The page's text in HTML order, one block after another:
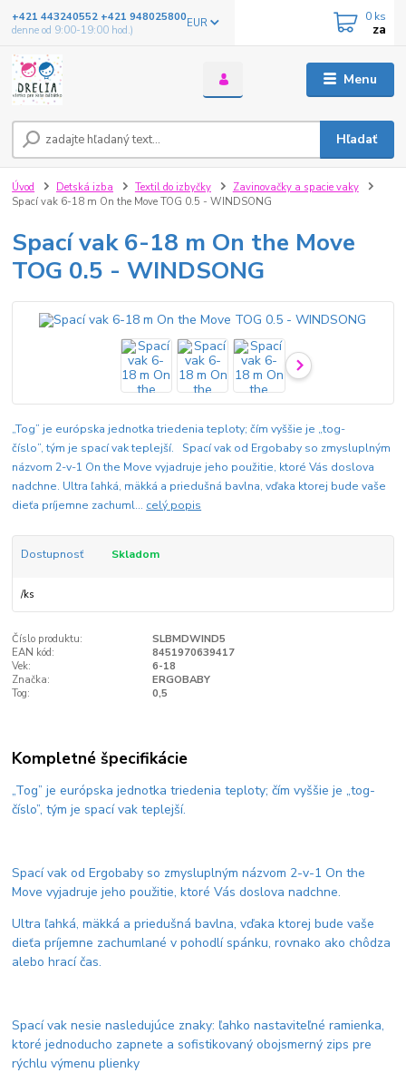
Menu
EUR
Hľadať
+421 443240552 +421 948025800
denne od 9:00-19:00 hod.)
0 ks
za
Úvod Detská izba Textil do izbyčky
Zavinovačky a spacie vaky
Spací vak 6-18 m On the Move TOG 0.5 - WINDSONG
Spací vak 6-18 m On the Move
TOG 0.5 - WINDSONG
„Tog” je európska jednotka triedenia teploty; čím vyššie je „tog-
číslo”, tým je spací vak teplejší. Spací vak od Ergobaby so zmysluplným
názvom 2-v-1 On the Move vyjadruje jeho použitie, ktoré Vás doslova
nadchne. Ultra ľahká, mäkká a priedušná bavlna, vďaka ktorej bude vaše
dieťa príjemne zachuml... celý popis
Dostupnosť Skladom
/ks
Číslo produktu:
SLBMDWIND5
EAN kód:
8451970639417
Vek:
6-18
Značka:
ERGOBABY
Tog:
0,5
Kompletné špecifikácie
„Tog” je európska jednotka triedenia teploty; čím vyššie je „tog-
číslo”, tým je spací vak teplejší.
Spací vak od Ergobaby so zmysluplným názvom 2-v-1 On the
Move vyjadruje jeho použitie, ktoré Vás doslova nadchne.
Ultra ľahká, mäkká a priedušná bavlna, vďaka ktorej bude vaše
dieťa príjemne zachumlané v pohodlí spánku, rovnako ako chôdza
alebo hrací čas.
Spací vak nesie nasledujúce znaky: ľahko nastaviteľné ramienka,
ktoré jednoducho zapnete a sofistikovaný obojsmerný zips pre
rýchlu výmenu plienky